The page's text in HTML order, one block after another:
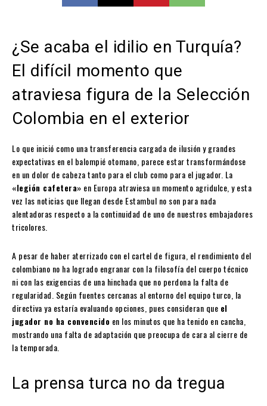
¿Se acaba el idilio en Turquía?
El difícil momento que
atraviesa figura de la Selección
Colombia en el exterior
Lo que inició como una transferencia cargada de ilusión y grandes
expectativas en el balompié otomano, parece estar transformándose
en un dolor de cabeza tanto para el club como para el jugador. La
«legión cafetera» en Europa atraviesa un momento agridulce, y esta
vez las noticias que llegan desde Estambul no son para nada
alentadoras respecto a la continuidad de uno de nuestros embajadores
tricolores.
A pesar de haber aterrizado con el cartel de figura, el rendimiento del
colombiano no ha logrado engranar con la filosofía del cuerpo técnico
ni con las exigencias de una hinchada que no perdona la falta de
regularidad. Según fuentes cercanas al entorno del equipo turco, la
directiva ya estaría evaluando opciones, pues consideran que el
jugador no ha convencido en los minutos que ha tenido en cancha,
mostrando una falta de adaptación que preocupa de cara al cierre de
la temporada.
La prensa turca no da tregua